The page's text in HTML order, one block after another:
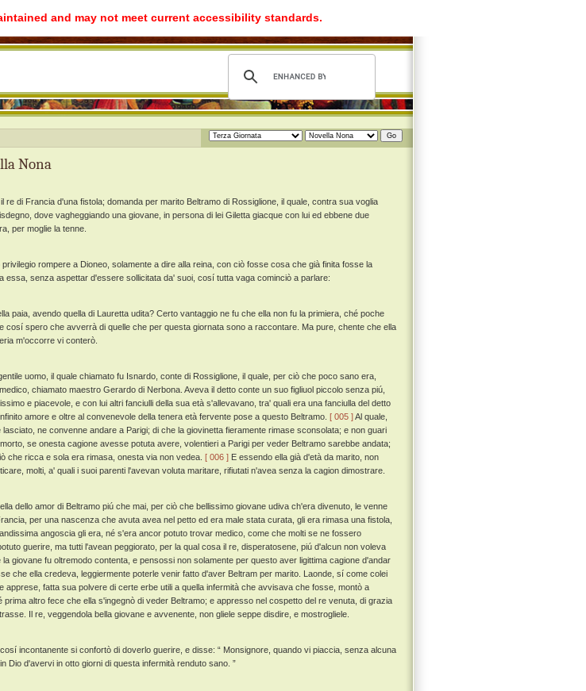
and may not meet current accessibility standards.
Nona
re di Francia d'una fistola; domanda per marito Beltramo di Rossiglione, il quale, contra sua voglia
dove vagheggiando una giovane, in persona di lei Giletta giacque con lui ed ebbene due
per moglie la tenne.
rompere a Dioneo, solamente a dire alla reina, con ciò fosse cosa che già finita fosse la
essa, senza aspettar d'essere sollicitata da' suoi, cosí tutta vaga cominciò a parlare:
paia, avendo quella di Lauretta udita? Certo vantaggio ne fu che ella non fu la primiera, ché poche
cosí spero che avverrà di quelle che per questa giornata sono a raccontare. Ma pure, chente che ella
m'occorre vi conterò.
uomo, il quale chiamato fu Isnardo, conte di Rossiglione, il quale, per ciò che poco sano era,
chiamato maestro Gerardo di Nerbona. Aveva il detto conte un suo figliuol piccolo senza piú,
e piacevole, e con lui altri fanciulli della sua età s'allevavano, tra' quali era una fanciulla del detto
amore e oltre al convenevole della tenera età fervente pose a questo Beltramo. [ 005 ]Al quale,
lasciato, ne convenne andare a Parigi; di che la giovinetta fieramente rimase sconsolata; e non guari
se onesta cagione avesse potuta avere, volentieri a Parigi per veder Beltramo sarebbe andata;
che ricca e sola era rimasa, onesta via non vedea. [ 006 ] E essendo ella già d'età da marito, non
molti, a' quali i suoi parenti l'avevan voluta maritare, rifiutati n'avea senza la cagion dimostrare.
dello amor di Beltramo piú che mai, per ciò che bellissimo giovane udiva ch'era divenuto, le venne
per una nascenza che avuta avea nel petto ed era male stata curata, gli era rimasa una fistola,
angoscia gli era, né s'era ancor potuto trovar medico, come che molti se ne fossero
guerire, ma tutti l'avean peggiorato, per la qual cosa il re, disperatosene, piú d'alcun non voleva
la giovane fu oltremodo contenta, e pensossi non solamente per questo aver ligittima cagione d'andar
che ella credeva, leggiermente poterle venir fatto d'aver Beltram per marito. Laonde, sí come colei
apprese, fatta sua polvere di certe erbe utili a quella infermità che avvisava che fosse, montò a
prima altro fece che ella s'ingegnò di veder Beltramo; e appresso nel cospetto del re venuta, di grazia
Il re, veggendola bella giovane e avvenente, non gliele seppe disdire, e mostrogliele.
incontanente si confortò di doverlo guerire, e disse: “ Monsignore, quando vi piaccia, senza alcuna
Dio d'avervi in otto giorni di questa infermità renduto sano. ”